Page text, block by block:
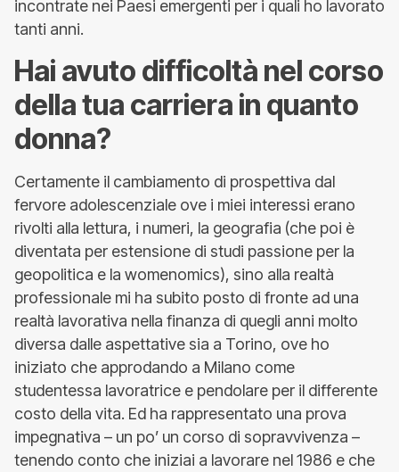
incontrate nei Paesi emergenti per i quali ho lavorato
tanti anni.
Hai avuto difficoltà nel corso
della tua carriera in quanto
donna?
Certamente il cambiamento di prospettiva dal
fervore adolescenziale ove i miei interessi erano
rivolti alla lettura, i numeri, la geografia (che poi è
diventata per estensione di studi passione per la
geopolitica e la womenomics), sino alla realtà
professionale mi ha subito posto di fronte ad una
realtà lavorativa nella finanza di quegli anni molto
diversa dalle aspettative sia a Torino, ove ho
iniziato che approdando a Milano come
studentessa lavoratrice e pendolare per il differente
costo della vita. Ed ha rappresentato una prova
impegnativa – un po’ un corso di sopravvivenza –
tenendo conto che iniziai a lavorare nel 1986 e che